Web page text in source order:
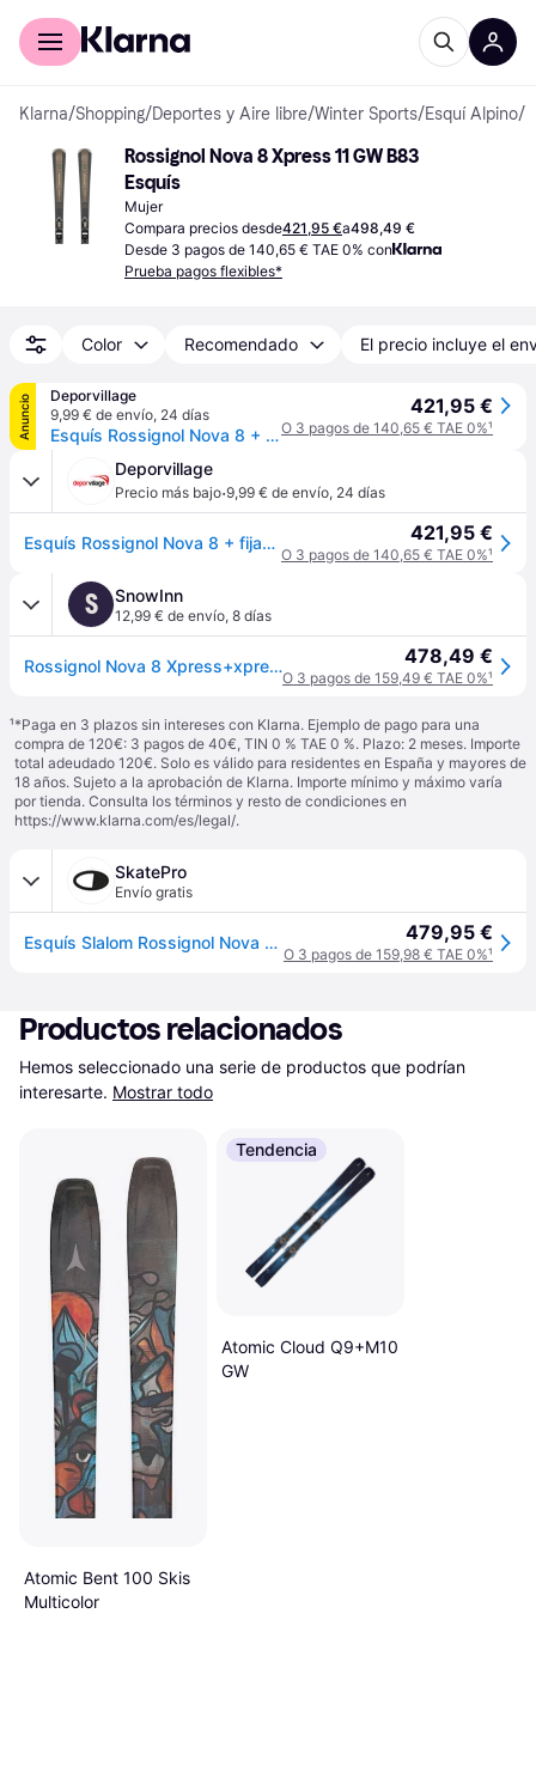
Comprar con Klarna
Klarna/Shopping/Deportes y Aire libre/Winter Sports/Esquí Alpino/
Rossignol Nova 8 Xpress 11 GW B83
Esquís
Mujer
Compara precios desde421,95 €a498,49 €
Desde 3 pagos de 140,65 € TAE 0% con
Prueba pagos flexibles*
Color Recomendado El precio incluye el
Anuncio
Deporvillage
9,99 € de envío, 24 días
Esquís Rossignol Nova 8 + fijaciones Xpress 11 GW B83 negro mate naranja mujer - 163 - Black
421,95 €
O 3 pagos de 140,65 € TAE 0%¹
Deporvillage
Precio más bajo·9,99 € de envío, 24 días
Esquís Rossignol Nova 8 + fijaciones Xpress 11 GW B83 negro mate naranja mujer - 163 - Black 421,95 €
O 3 pagos de 140,65 € TAE 0%¹
S SnowInn
12,99 € de envío, 8 días
Rossignol Nova 8 Xpress+xpress W 11 Gw Woman Alpine Skis Pack Marrón 163 Mujer 478,49 €
O 3 pagos de 159,49 € TAE 0%¹
¹*Paga en 3 plazos sin intereses con Klarna. Ejemplo de pago para una
compra de 120€: 3 pagos de 40€, TIN 0 % TAE 0 %. Plazo: 2 meses. Importe
total adeudado 120€. Solo es válido para residentes en España y mayores de
18 años. Sujeto a la aprobación de Klarna. Importe mínimo y máximo varía
por tienda. Consulta los términos y resto de condiciones en
https://www.klarna.com/es/legal/.
SkatePro
Envío gratis
Esquís Slalom Rossignol Nova 8 + XP 11 GW (163cm - Negro) 479,95 €
O 3 pagos de 159,98 € TAE 0%¹
Productos relacionados
Hemos seleccionado una serie de productos que podrían
interesarte. Mostrar todo
Atomic Bent 100 Skis
Multicolor
Tendencia
Atomic Cloud Q9+M10
GW